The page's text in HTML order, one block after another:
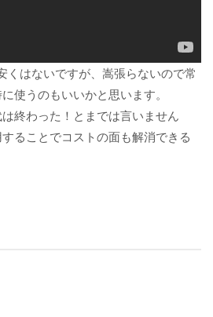
くはないですが、嵩張らないので常
使うのもいいかと思います。
終わった！とまでは言いません
ることでコストの面も解消できる